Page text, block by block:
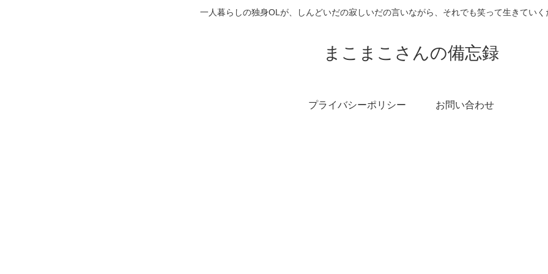
一人暮らしの独身OLが、しんどいだの寂しいだの言いながら、それでも笑って生きていく
まこまこさんの備忘録
プライバシーポリシー お問い合わせ